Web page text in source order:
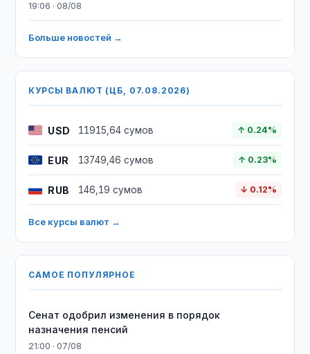
19:06 · 08/08
Больше новостей →
КУРСЫ ВАЛЮТ (ЦБ, 07.08.2026)
USD 11915,64 сумов ↑ 0.24%
EUR 13749,46 сумов ↑ 0.23%
RUB 146,19 сумов ↓ 0.12%
Все курсы валют →
САМОЕ ПОПУЛЯРНОЕ
Сенат одобрил изменения в порядок
назначения пенсий
21:00 · 07/08